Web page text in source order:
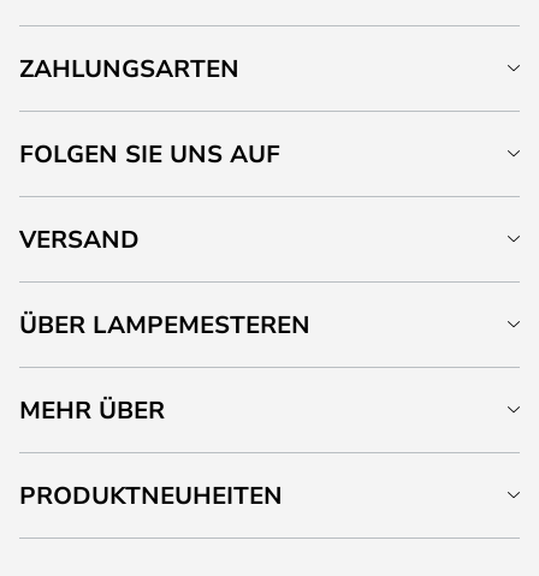
ZAHLUNGSARTEN
FOLGEN SIE UNS AUF
VERSAND
ÜBER LAMPEMESTEREN
MEHR ÜBER
PRODUKTNEUHEITEN